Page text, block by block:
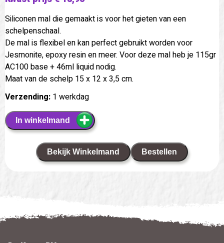
Siliconen mal die gemaakt is voor het gieten van een
schelpenschaal.
De mal is flexibel en kan perfect gebruikt worden voor
Jesmonite, epoxy resin en meer. Voor deze mal heb je 115gr
AC100 base + 46ml liquid nodig.
Maat van de schelp 15 x 12 x 3,5 cm.
Verzending: 1 werkdag
In winkelmand
Bekijk Winkelmand Bestellen